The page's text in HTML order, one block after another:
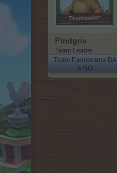
Pindgris
Team Leader
Team Farmerama DA
& NO